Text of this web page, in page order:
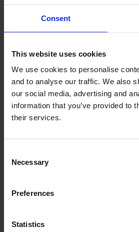
Consent
This website uses cookies
We use cookies to personalise
and to analyse our traffic. We also
our social media, advertising and
information that you’ve provided to
their services.
Selection
Necessary
Preferences
Statistics
Verkäufer zur Verfügung gestellt.
sind, alle Produktinformationen korrekt
seltenen Fällen veraltete oder
Wir empfehlen dieBuchung einer
zum Zustand der Maschine zu erhalten.